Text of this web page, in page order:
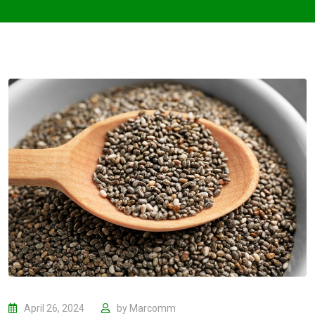
April 26, 2024 by Marcomm